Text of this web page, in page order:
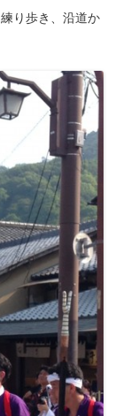
り歩き、沿道か